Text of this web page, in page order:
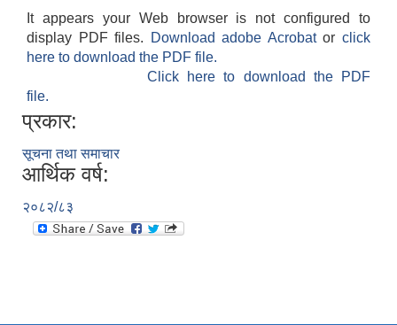
It appears your Web browser is not configured to
display PDF files.
Download adobe Acrobatorclick
here to download the PDF file.
Click here to download the PDF
file.
प्रकार:
सूचना तथा समाचार
आर्थिक वर्ष:
२०८२/८३